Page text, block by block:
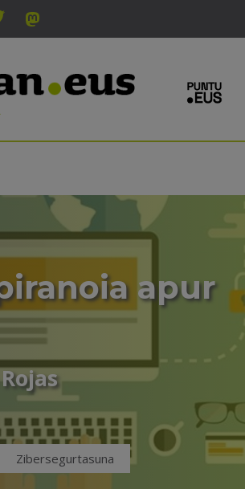
apur
Zibersegurtasuna